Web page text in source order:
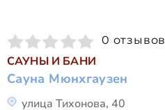
0 отзывов
САУНЫ И БАНИ
Сауна Мюнхгаузен
улица Тихонова, 40